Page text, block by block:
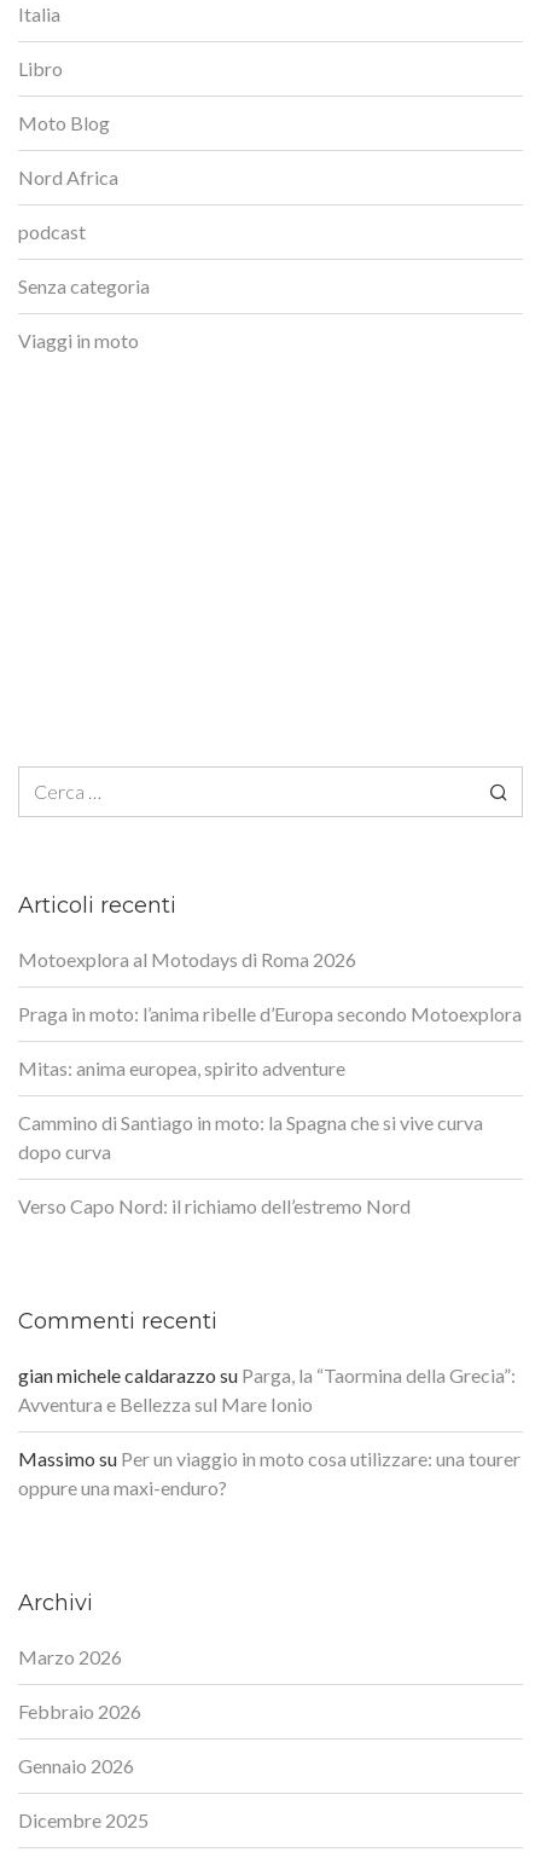
Italia
Libro
Moto Blog
Nord Africa
podcast
Senza categoria
Viaggi in moto
Articoli recenti
Motoexplora al Motodays di Roma 2026
Praga in moto: l’anima ribelle d’Europa secondo Motoexplora
Mitas: anima europea, spirito adventure
Cammino di Santiago in moto: la Spagna che si vive curva
dopo curva
Verso Capo Nord: il richiamo dell’estremo Nord
Commenti recenti
gian michele caldarazzo su Parga, la “Taormina della Grecia”:
Avventura e Bellezza sul Mare Ionio
Massimo su Per un viaggio in moto cosa utilizzare: una tourer
oppure una maxi-enduro?
Archivi
Marzo 2026
Febbraio 2026
Gennaio 2026
Dicembre 2025